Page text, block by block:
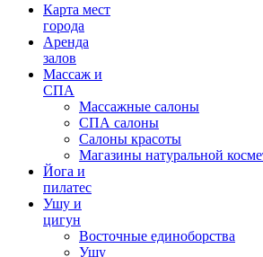
Карта мест
города
Аренда
залов
Массаж и
СПА
Массажные салоны
СПА салоны
Салоны красоты
Магазины натуральной
Йога и
пилатес
Ушу и
цигун
Восточные единоборства
Ушу